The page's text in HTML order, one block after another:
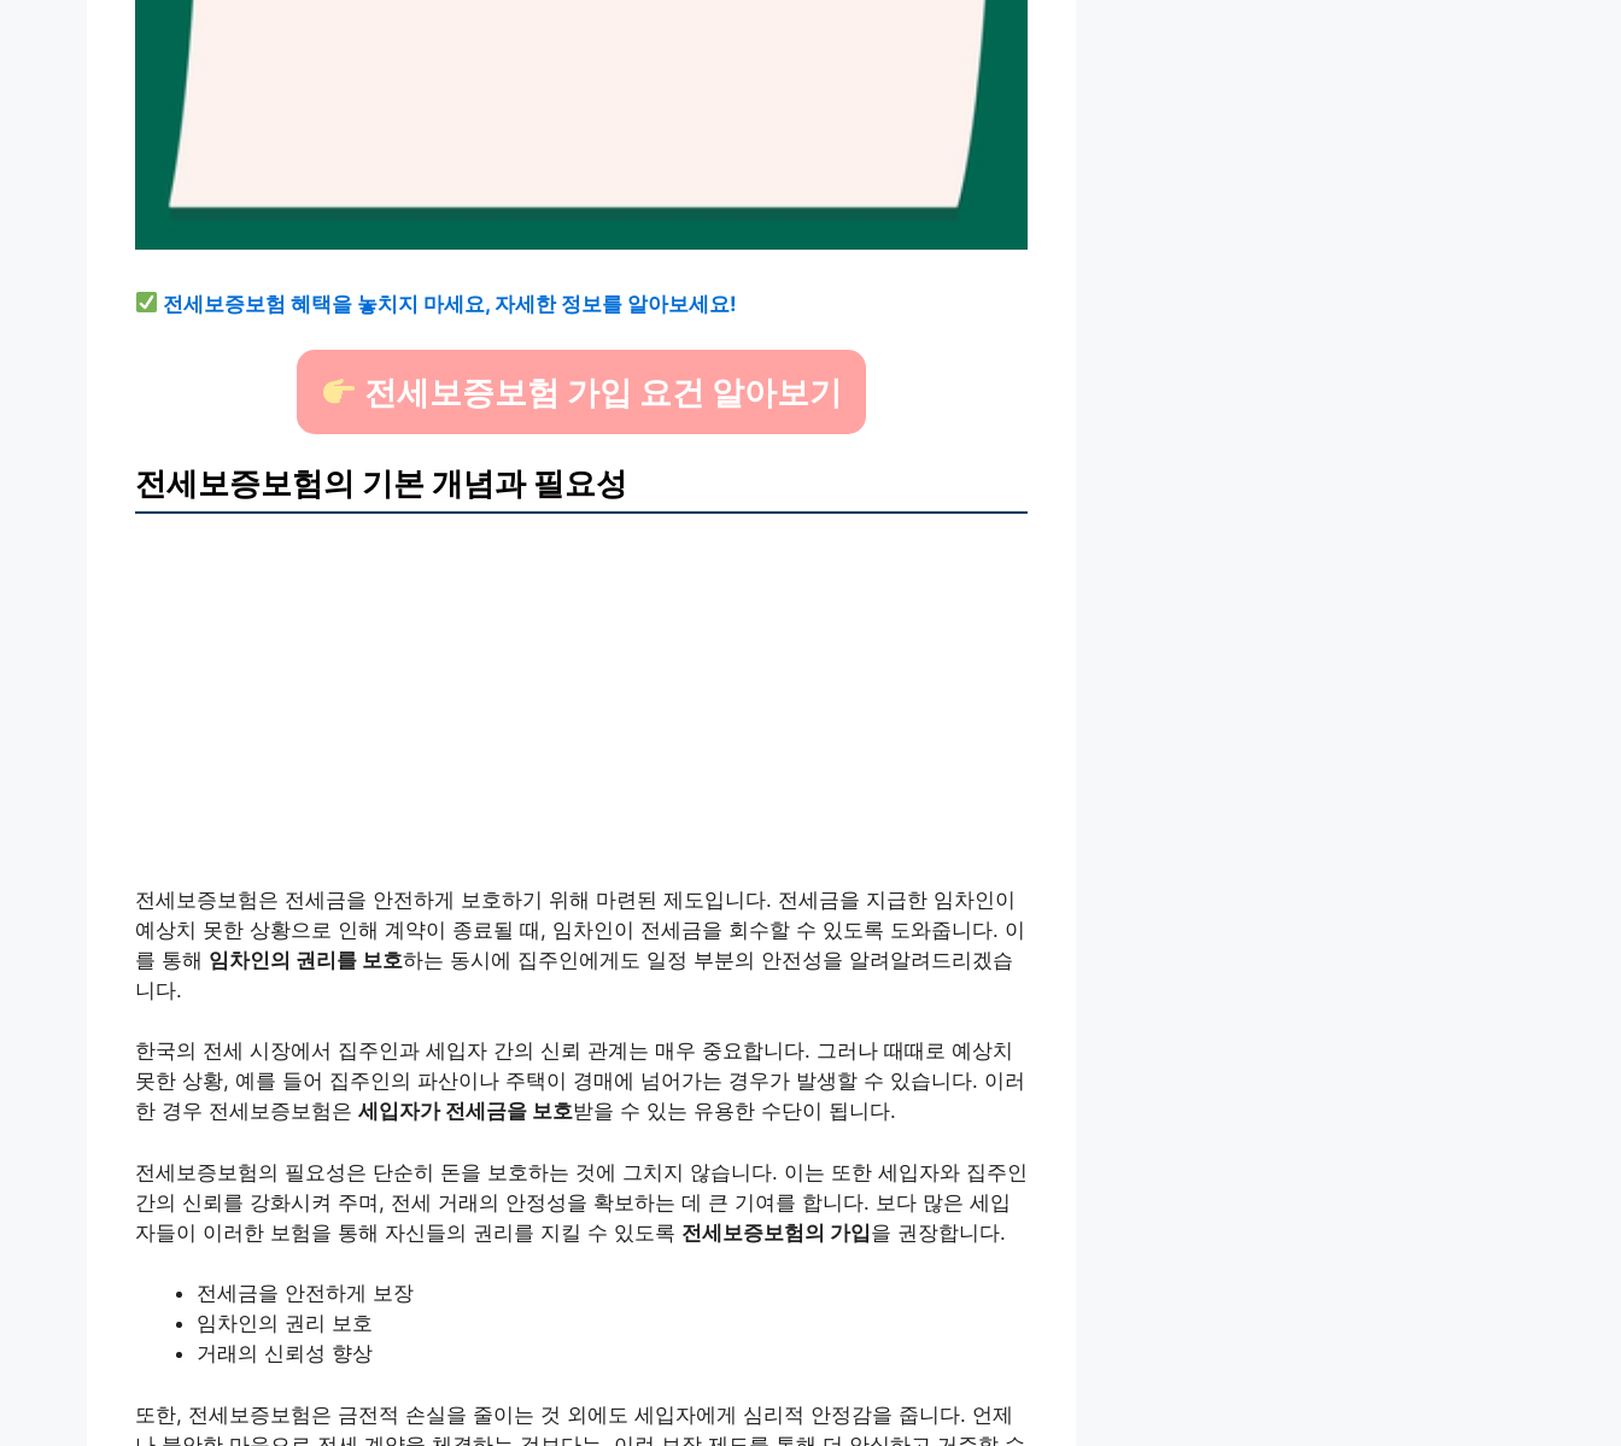
전세보증보험 혜택을 놓치지 마세요, 자세한 정보를 알아보세요!
전세보증보험 가입 요건 알아보기
전세보증보험의 기본 개념과 필요성
전세보증보험은 전세금을 안전하게 보호하기 위해 마련된 제도입니다. 전세금을 지급한 임차인이
예상치 못한 상황으로 인해 계약이 종료될 때, 임차인이 전세금을 회수할 수 있도록 도와줍니다. 이
를 통해 임차인의 권리를 보호하는 동시에 집주인에게도 일정 부분의 안전성을 알려알려드리겠습
니다.
한국의 전세 시장에서 집주인과 세입자 간의 신뢰 관계는 매우 중요합니다. 그러나 때때로 예상치
못한 상황, 예를 들어 집주인의 파산이나 주택이 경매에 넘어가는 경우가 발생할 수 있습니다. 이러
한 경우 전세보증보험은 세입자가 전세금을 보호받을 수 있는 유용한 수단이 됩니다.
전세보증보험의 필요성은 단순히 돈을 보호하는 것에 그치지 않습니다. 이는 또한 세입자와 집주인
간의 신뢰를 강화시켜 주며, 전세 거래의 안정성을 확보하는 데 큰 기여를 합니다. 보다 많은 세입
자들이 이러한 보험을 통해 자신들의 권리를 지킬 수 있도록 전세보증보험의 가입을 권장합니다.
전세금을 안전하게 보장
임차인의 권리 보호
거래의 신뢰성 향상
또한, 전세보증보험은 금전적 손실을 줄이는 것 외에도 세입자에게 심리적 안정감을 줍니다. 언제